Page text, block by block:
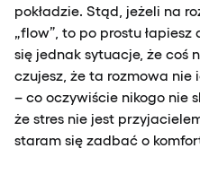
pokładzie. Stąd, jeżeli na
„flow”, to po prostu
się jednak sytuacje, że coś
czujesz, że ta rozmowa nie
– co oczywiście nikogo nie
że stres nie jest
staram się zadbać o